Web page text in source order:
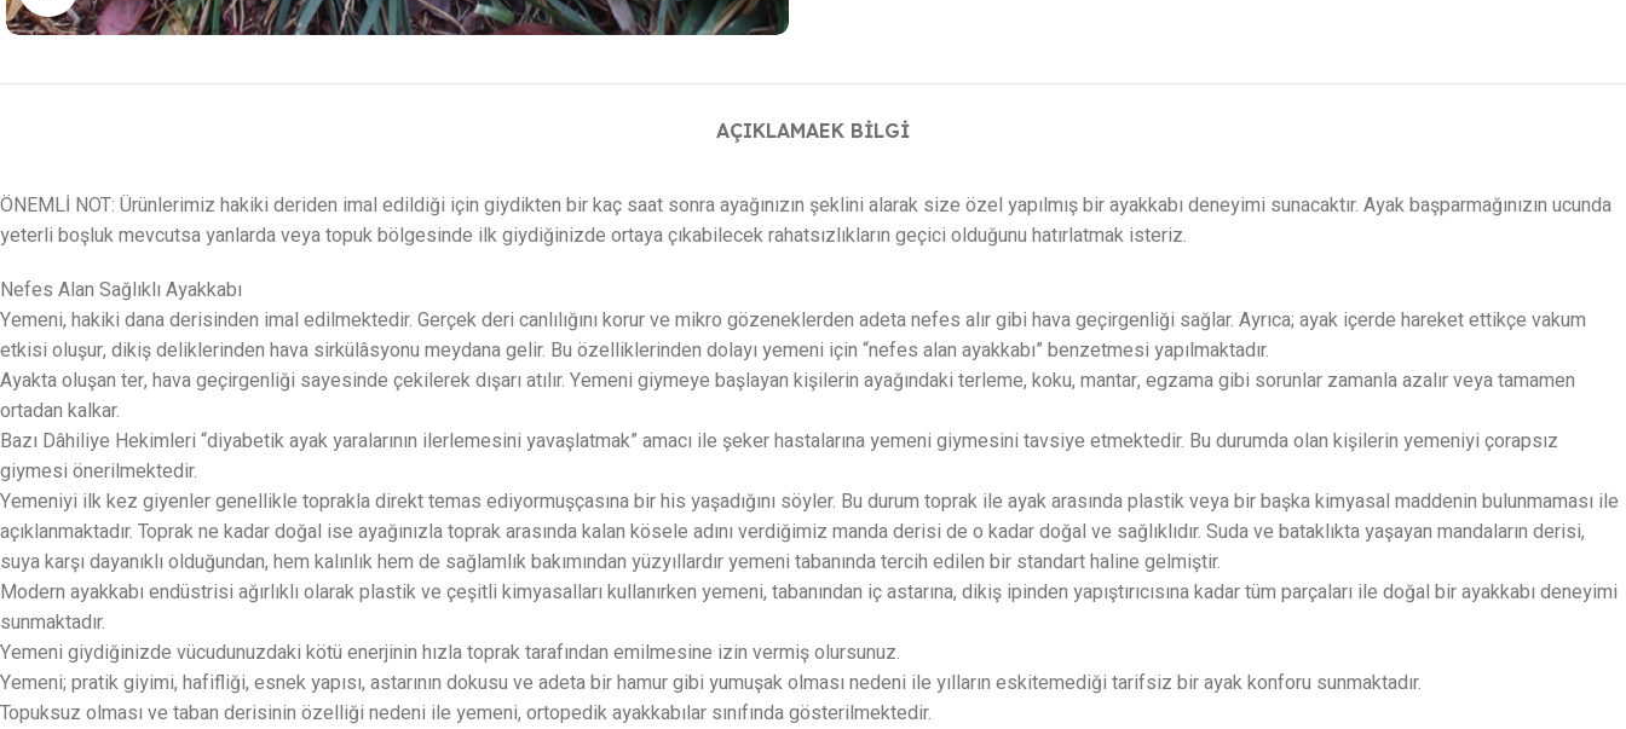
AÇIKLAMAEK BILGI
ÖNEMLİ NOT: Ürünlerimiz hakiki deriden imal edildiği için giydikten bir kaç saat sonra ayağınızın şeklini alarak size özel yapılmış bir ayakkabı deneyimi sunacaktır. Ayak başparmağınızın ucunda
yeterli boşluk mevcutsa yanlarda veya topuk bölgesinde ilk giydiğinizde ortaya çıkabilecek rahatsızlıkların geçici olduğunu hatırlatmak isteriz.
Nefes Alan Sağlıklı Ayakkabı
Yemeni, hakiki dana derisinden imal edilmektedir. Gerçek deri canlılığını korur ve mikro gözeneklerden adeta nefes alır gibi hava geçirgenliği sağlar. Ayrıca; ayak içerde hareket ettikçe vakum
etkisi oluşur, dikiş deliklerinden hava sirkülâsyonu meydana gelir. Bu özelliklerinden dolayı yemeni için “nefes alan ayakkabı” benzetmesi yapılmaktadır.
Ayakta oluşan ter, hava geçirgenliği sayesinde çekilerek dışarı atılır. Yemeni giymeye başlayan kişilerin ayağındaki terleme, koku, mantar, egzama gibi sorunlar zamanla azalır veya tamamen
ortadan kalkar.
Bazı Dâhiliye Hekimleri “diyabetik ayak yaralarının ilerlemesini yavaşlatmak” amacı ile şeker hastalarına yemeni giymesini tavsiye etmektedir. Bu durumda olan kişilerin yemeniyi çorapsız
giymesi önerilmektedir.
Yemeniyi ilk kez giyenler genellikle toprakla direkt temas ediyormuşçasına bir his yaşadığını söyler. Bu durum toprak ile ayak arasında plastik veya bir başka kimyasal maddenin bulunmaması ile
açıklanmaktadır. Toprak ne kadar doğal ise ayağınızla toprak arasında kalan kösele adını verdiğimiz manda derisi de o kadar doğal ve sağlıklıdır. Suda ve bataklıkta yaşayan mandaların derisi,
suya karşı dayanıklı olduğundan, hem kalınlık hem de sağlamlık bakımından yüzyıllardır yemeni tabanında tercih edilen bir standart haline gelmiştir.
Modern ayakkabı endüstrisi ağırlıklı olarak plastik ve çeşitli kimyasalları kullanırken yemeni, tabanından iç astarına, dikiş ipinden yapıştırıcısına kadar tüm parçaları ile doğal bir ayakkabı deneyimi
sunmaktadır.
Yemeni giydiğinizde vücudunuzdaki kötü enerjinin hızla toprak tarafından emilmesine izin vermiş olursunuz.
Yemeni; pratik giyimi, hafifliği, esnek yapısı, astarının dokusu ve adeta bir hamur gibi yumuşak olması nedeni ile yılların eskitemediği tarifsiz bir ayak konforu sunmaktadır.
Topuksuz olması ve taban derisinin özelliği nedeni ile yemeni, ortopedik ayakkabılar sınıfında gösterilmektedir.